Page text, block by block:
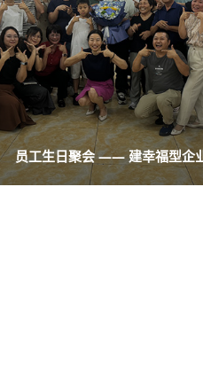
员工生日聚会 —— 建幸福型企